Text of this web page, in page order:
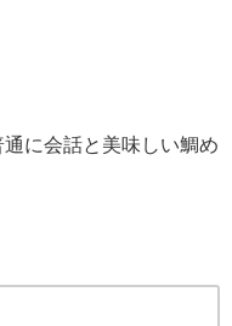
に会話と美味しい鯛め